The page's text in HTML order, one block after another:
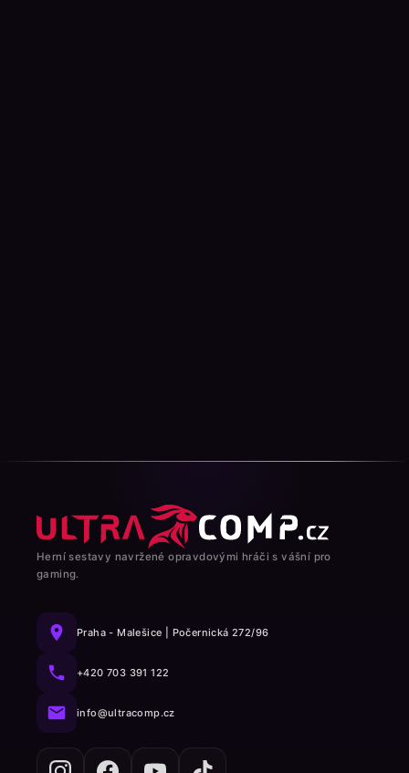
Herní sestavy navržené opravdovými hráči s vášní pro
gaming.
Praha - Malešice | Počernická 272/96
+420 703 391 122
info@ultracomp.cz